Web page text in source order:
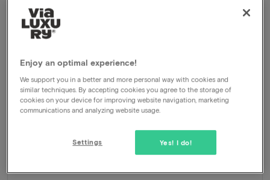
Verblijf in een luxe 4-sterren Marriott hotel
Arrangement
Upgrade naar Nieuwe Comfort King kamer
Nabij Haarlem
-63% 404
Enjoy an optimal experience!
We support you in a better and more personal way with cookies and
similar techniques. By accepting cookies you agree to the storage of
cookies on your device for improving website navigation, marketing
communications and analyzing website usage.
Yes! I do!
Settings